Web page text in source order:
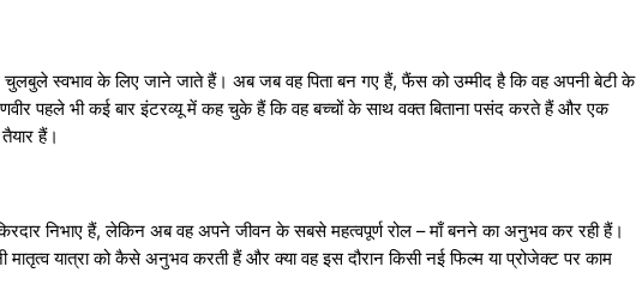
चुलबुले स्वभाव के लिए जाने जाते हैं। अब जब वह पिता बन गए हैं, फैंस को उम्मीद है कि वह अपनी बेटी के
पहले भी कई बार इंटरव्यू में कह चुके हैं कि वह बच्चों के साथ वक्त बिताना पसंद करते हैं और एक
हैं।
निभाए हैं, लेकिन अब वह अपने जीवन के सबसे महत्वपूर्ण रोल – माँ बनने का अनुभव कर रही हैं।
यात्रा को कैसे अनुभव करती हैं और क्या वह इस दौरान किसी नई फिल्म या प्रोजेक्ट पर काम